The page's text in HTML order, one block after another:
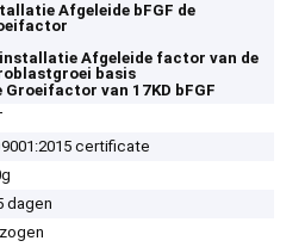
Afgeleide bFGF de
installatie Afgeleide factor van de
basis
Groeifactor van 17KD bFGF
certificate
dagen